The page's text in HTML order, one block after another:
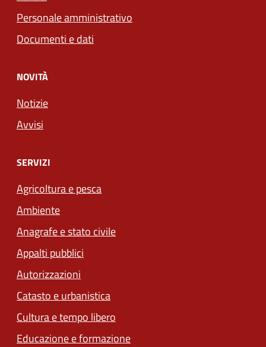
Personale amministrativo
Documenti e dati
NOVITÀ
Notizie
Avvisi
SERVIZI
Agricoltura e pesca
Ambiente
Anagrafe e stato civile
Appalti pubblici
Autorizzazioni
Catasto e urbanistica
Cultura e tempo libero
Educazione e formazione